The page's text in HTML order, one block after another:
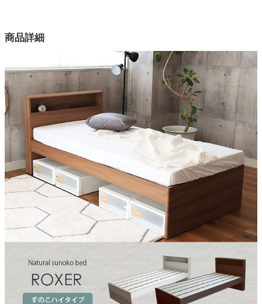
2色
素材
プリント紙化粧繊維板
2口コンセント、ライト
すのこ耐荷重
約100Kg
梱包サイズ
約107ｘ93ｘ14/201ｘ19ｘ12.5/103ｘ45.5ｘ45/94ｘ97ｘ10.5(c
m)
組立説明書(PDF)
商品詳細